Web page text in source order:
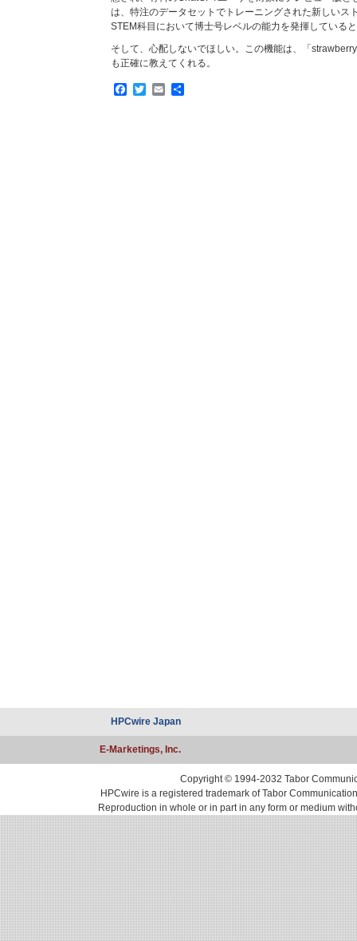
は、特注のデータセットでトレーニングされた新しいス
STEM科目において博士号レベルの能力を発揮している
そして、心配しないでほしい。この機能は、「
も正確に教えてくれる。
Facebook
TwitterEmail
共
HPCwire Japan
E-Marketings, Inc.
Copyright © 1994-2032 Tabor
HPCwire is a registered trademark of Tabor
Reproduction in whole or in part in any form or medium